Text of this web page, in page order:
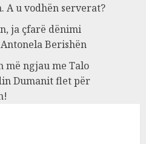
A u vodhën serverat?
ja çfarë dënimi
Berishën
më ngjau me Talo
Dumanit flet për